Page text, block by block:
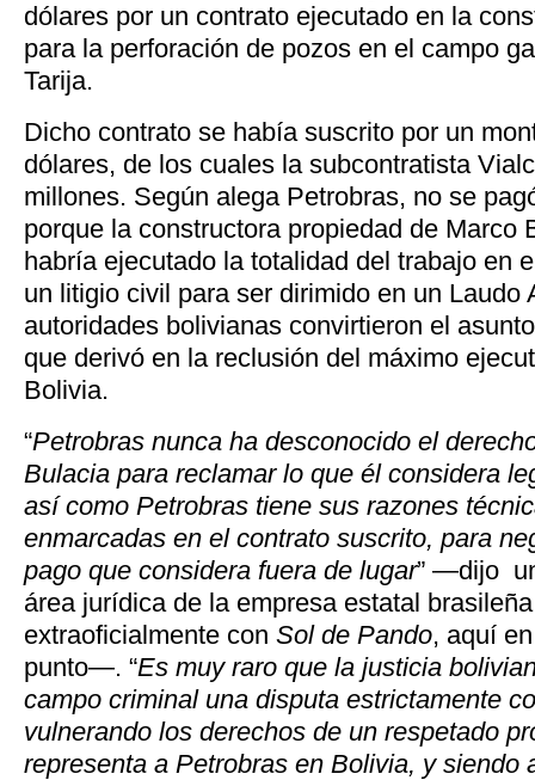
dólares por un contrato ejecutado en la
para la perforación de pozos en el campo
Tarija.
Dicho contrato se había suscrito por un
dólares, de los cuales la subcontratista
millones. Según alega Petrobras, no se
porque la constructora propiedad de Marco
habría ejecutado la totalidad del trabajo en
un litigio civil para ser dirimido en un Laudo
autoridades bolivianas convirtieron el
que derivó en la reclusión del máximo
Bolivia.
“Petrobras nunca ha desconocido el
Bulacia para reclamar lo que él considera
así como Petrobras tiene sus razones
enmarcadas en el contrato suscrito, para
pago que considera fuera de lugar” —dijo
área jurídica de la empresa estatal
extraoficialmente con Sol de Pando, aquí
punto—. “Es muy raro que la justicia
campo criminal una disputa estrictamente
vulnerando los derechos de un respetado
representa a Petrobras en Bolivia, y siendo